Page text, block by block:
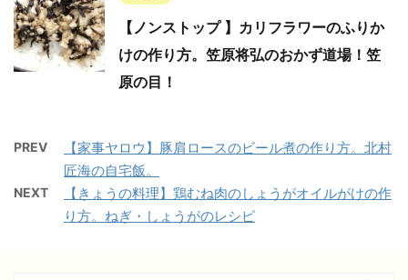
【ノンストップ 】カリフラワーのふりか
けの作り方。笠原将弘のおかず道場！笠
原の目！
PREV
【家事ヤロウ】豚肩ロースのビール煮の作り方。北村
匠海の自宅飯。
NEXT
【きょうの料理】鶏むね肉のしょうがオイルがけの作
り方。ねぎ・しょうがのレシピ